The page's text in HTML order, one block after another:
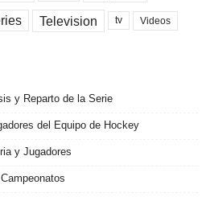
Television tv Videos
y Reparto de la Serie
del Equipo de Hockey
y Jugadores